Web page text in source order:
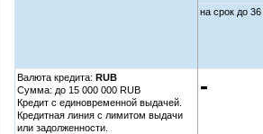
на срок до
Валюта кредита: RUB
Cумма: до 15 000 000 RUB
Кредит с единовременной выдачей.
Кредитная линия с лимитом выдачи
или задолженности.
-